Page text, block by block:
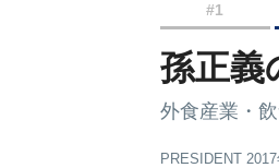
#1
孫正義
外食産業・
PRESIDENT